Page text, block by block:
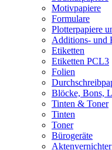
Motivpapiere
Formulare
Plotterpapiere
Additions- und
Etiketten
Etiketten PCL3
Folien
Blöcke, Bons,
Tinten & Toner
Tinten
Toner
Bürogeräte